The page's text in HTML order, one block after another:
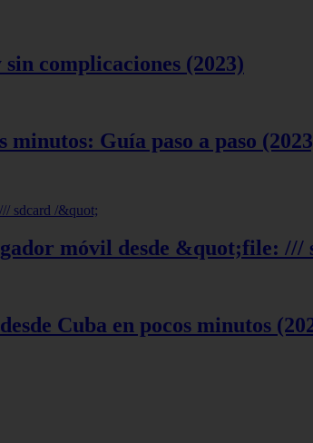
complicaciones (2023)
Guía paso a paso
móvil desde &quot;file:
Cuba en pocos minutos